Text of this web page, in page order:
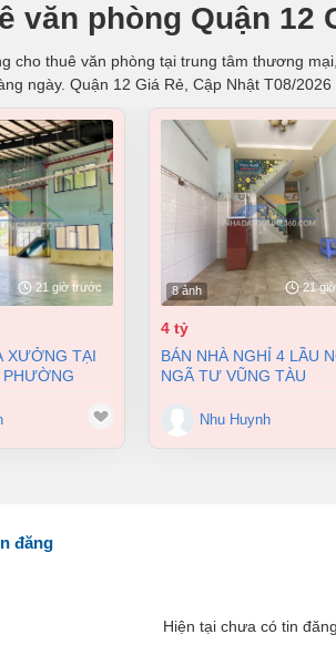
văn phòng Quận 12
cho thuê văn phòng tại trung tâm thương
ngày. Quận 12 Giá Rẻ, Cập Nhật T08/2026
21 giờ trước
NAI GIÁ 52
8 ảnh 21
4 tỷ
BÁN NHÀ NGHỈ 4 LẦU NGAY
NGÃ TƯ VŨNG TÀU
ĐỒNG NAI GIÁ CHỈ 4 TỶ
Nhu Huynh
đăng
Hiện tại chưa có tin